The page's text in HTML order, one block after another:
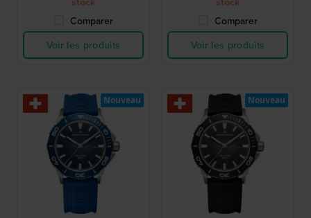
Comparer
Voir les produits
Comparer
Voir les produits
Nouveau Nouveau